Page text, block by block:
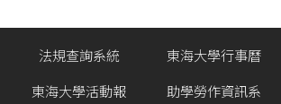
法規查詢系統
東海大學活動報
東海大學行事曆
助學勞作資訊系